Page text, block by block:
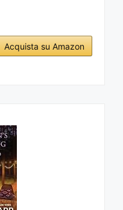
Acquista su Amazon